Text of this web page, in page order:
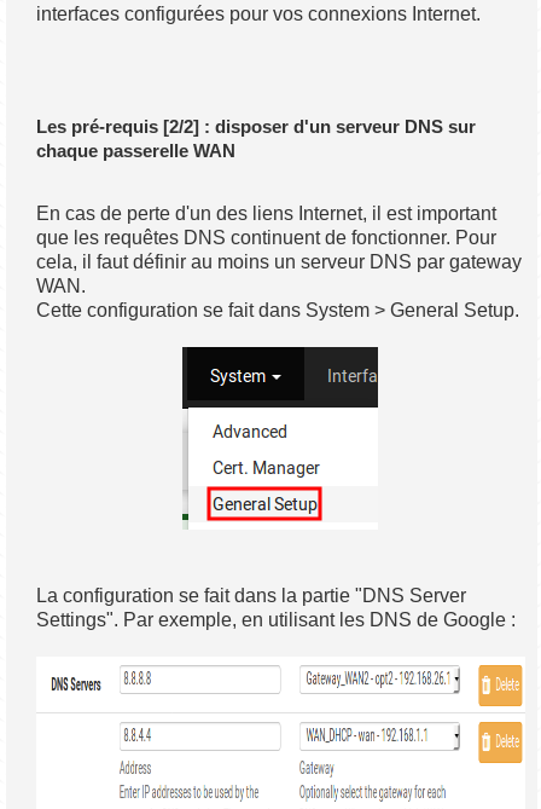
interfaces configurées pour vos connexions Internet.
Les pré-requis [2/2] : disposer d'un serveur DNS sur
chaque passerelle WAN
En cas de perte d'un des liens Internet, il est important
que les requêtes DNS continuent de fonctionner. Pour
cela, il faut définir au moins un serveur DNS par gateway
WAN.
Cette configuration se fait dans System > General Setup.
La configuration se fait dans la partie "DNS Server
Settings". Par exemple, en utilisant les DNS de Google :